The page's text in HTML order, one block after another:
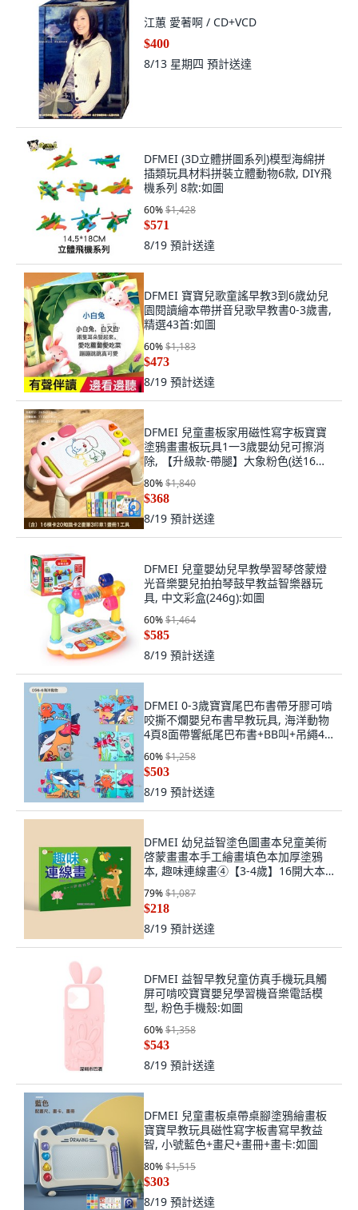
江蕙 愛著啊 / CD+VCD
$400
8/13 星期四 預計送達
DFMEI (3D立體拼圖系列)模型海綿拼
插類玩具材料拼裝立體動物6款, DIY飛
機系列 8款:如圖
60%$1,428
$571
8/19 預計送達
DFMEI 寶寶兒歌童謠早教3到6歲幼兒
園閱讀繪本帶拼音兒歌早教書0-3歲書,
精選43首:如圖
60%$1,183
$473
8/19 預計送達
DFMEI 兒童畫板家用磁性寫字板寶寶
塗鴉畫畫板玩具1一3歲嬰幼兒可擦消
除, 【升級款-帶腿】大象粉色(送16模
卡20知識卡2筆3印章1畫:如圖
80%$1,840
$368
8/19 預計送達
DFMEI 兒童嬰幼兒早教學習琴啓蒙燈
光音樂嬰兒拍拍琴鼓早教益智樂器玩
具, 中文彩盒(246g):如圖
60%$1,464
$585
8/19 預計送達
DFMEI 0-3歲寶寶尾巴布書帶牙膠可啃
咬撕不爛嬰兒布書早教玩具, 海洋動物
4頁8面帶響紙尾巴布書+BB叫+吊繩45
克:如圖
60%$1,258
$503
8/19 預計送達
DFMEI 幼兒益智塗色圖畫本兒童美術
啓蒙畫畫本手工繪畫填色本加厚塗鴉
本, 趣味連線畫④【3-4歲】16開大本
28頁:如圖
79%$1,087
$218
8/19 預計送達
DFMEI 益智早教兒童仿真手機玩具觸
屏可啃咬寶寶嬰兒學習機音樂電話模
型, 粉色手機殼:如圖
60%$1,358
$543
8/19 預計送達
DFMEI 兒童畫板桌帶桌腳塗鴉繪畫板
寶寶早教玩具磁性寫字板書寫早教益
智, 小號藍色+畫尺+畫冊+畫卡:如圖
80%$1,515
$303
8/19 預計送達